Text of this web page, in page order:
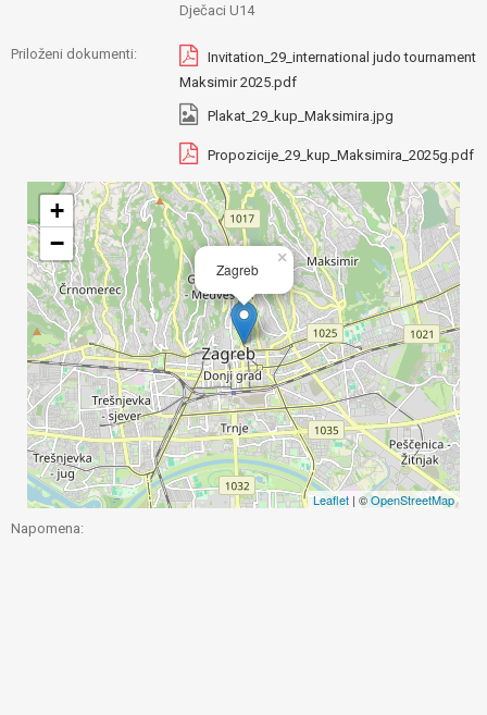
Dječaci U14
Priloženi dokumenti:
Invitation_29_international judo tournament
Maksimir 2025.pdf
Plakat_29_kup_Maksimira.jpg
Propozicije_29_kup_Maksimira_2025g.pdf
Zagreb
×
+
−
Leaflet | ©OpenStreetMap
Napomena: